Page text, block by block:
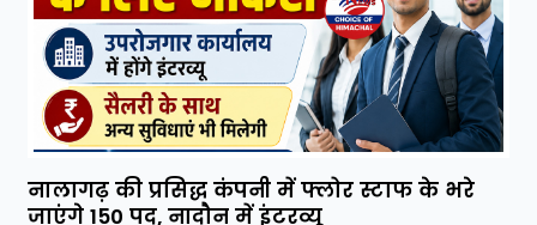
नालागढ़ की प्रसिद्ध कंपनी में फ्लोर स्टाफ के भरे
जाएंगे 150 पद, नादौन में इंटरव्यू